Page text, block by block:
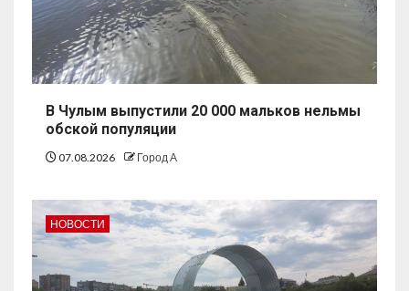
В Чулым выпустили 20 000 мальков нельмы
обской популяции
07.08.2026 Город А
НОВОСТИ